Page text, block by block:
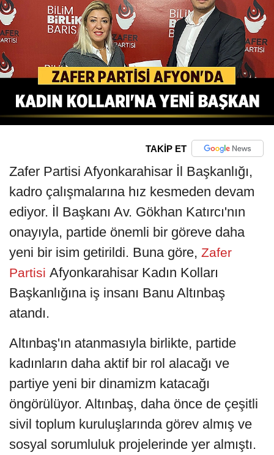
TAKİP ET
Zafer Partisi Afyonkarahisar İl Başkanlığı,
kadro çalışmalarına hız kesmeden devam
ediyor. İl Başkanı Av. Gökhan Katırcı'nın
onayıyla, partide önemli bir göreve daha
yeni bir isim getirildi. Buna göre, Zafer
Partisi Afyonkarahisar Kadın Kolları
Başkanlığına iş insanı Banu Altınbaş
atandı.
Altınbaş'ın atanmasıyla birlikte, partide
kadınların daha aktif bir rol alacağı ve
partiye yeni bir dinamizm katacağı
öngörülüyor. Altınbaş, daha önce de çeşitli
sivil toplum kuruluşlarında görev almış ve
sosyal sorumluluk projelerinde yer almıştı.